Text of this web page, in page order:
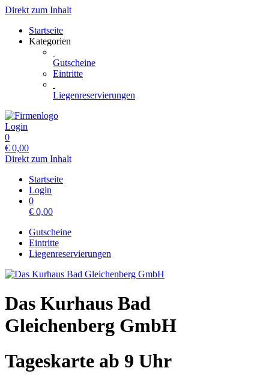
Direkt zum Inhalt
Startseite
Kategorien
Gutscheine
Eintritte
Liegenreservierungen
Login
0
€ 0,00
Direkt zum Inhalt
Startseite
Login
0
€ 0,00
Gutscheine
Eintritte
Liegenreservierungen
Das Kurhaus Bad
Gleichenberg GmbH
Tageskarte ab 9 Uhr